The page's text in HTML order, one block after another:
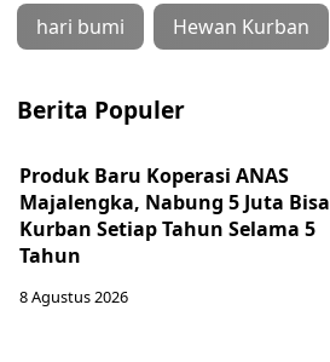
hari bumi Hewan Kurban
Berita Populer
Produk Baru Koperasi ANAS
Majalengka, Nabung 5 Juta Bisa
Kurban Setiap Tahun Selama 5
Tahun
8 Agustus 2026